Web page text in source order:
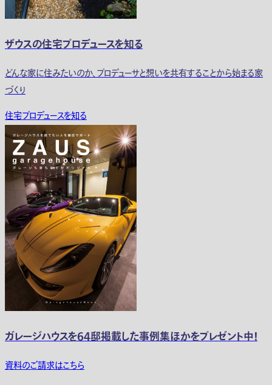
ザウスの住宅プロデュースを知る
どんな家に住みたいのか、プロデューサと想いを共有することから始まる家
づくり
住宅プロデュースを知る
ガレージハウスを64邸掲載した事例集ほかをプレゼント中！
資料のご請求はこちら